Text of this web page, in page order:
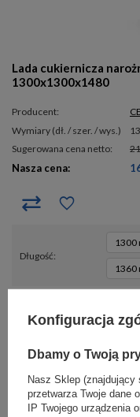
Lada cukiernicza
1300x1300x1480
Producent:
wymiary (dł. / szer. / wys.)
Sugerowana cena netto:
Nasza cena:
długość
1300
1360
Konfiguracja
Dbamy o Twoją
Nasz Sklep (znajdujący
przetwarza Twoje dane
IP Twojego urządzenia